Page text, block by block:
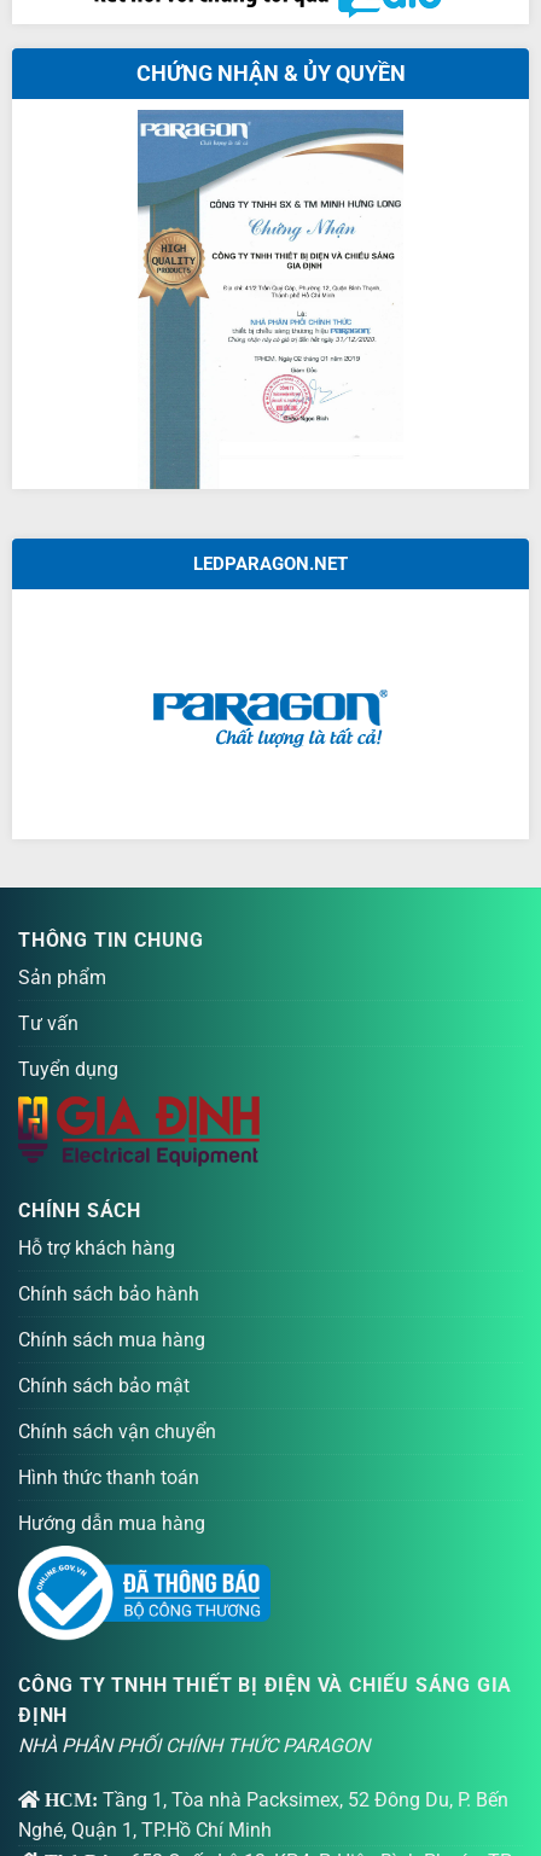
CHỨNG NHẬN & ỦY QUYỀN
LEDPARAGON.NET
THÔNG TIN CHUNG
Sản phẩm
Tư vấn
Tuyển dụng
CHÍNH SÁCH
Hỗ trợ khách hàng
Chính sách bảo hành
Chính sách mua hàng
Chính sách bảo mật
Chính sách vận chuyển
Hình thức thanh toán
Hướng dẫn mua hàng
CÔNG TY TNHH THIẾT BỊ ĐIỆN VÀ CHIẾU SÁNG GIA
ĐỊNH
NHÀ PHÂN PHỐI CHÍNH THỨC PARAGON
HCM: Tầng 1, Tòa nhà Packsimex, 52 Đông Du, P. Bến
Nghé, Quận 1, TP.Hồ Chí Minh